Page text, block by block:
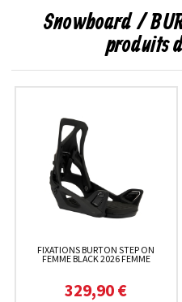
Snowboard /
produits
FIXATIONS BURTON STEP ON
FEMME BLACK 2026 FEMME
329,90 €